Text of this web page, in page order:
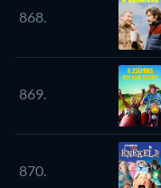
868.
869.
870.